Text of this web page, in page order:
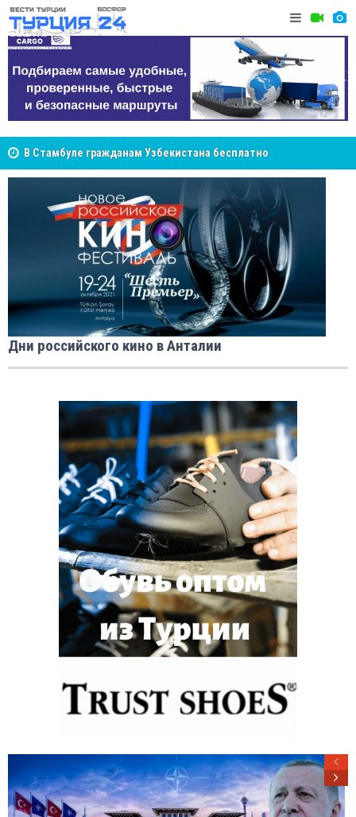
помогут разобраться в юридических вопросах
покупателей Центральной Азии
Дни российского кино в Анталии